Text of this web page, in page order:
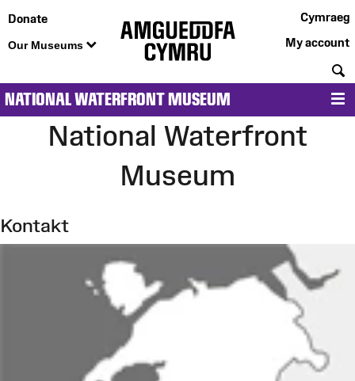
Donate
Our Museums
Cymraeg
My account
NATIONAL WATERFRONT MUSEUM
National Waterfront
Museum
Kontakt